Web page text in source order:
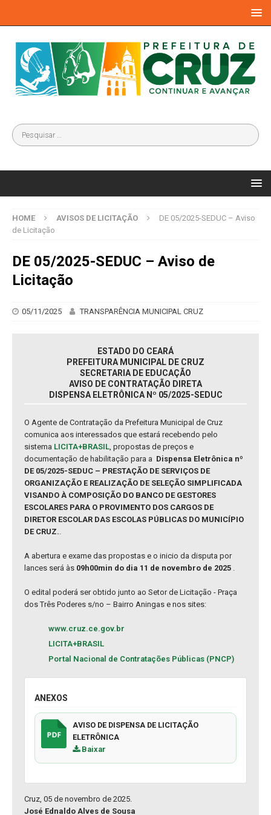
HOME AVISOS DE LICITAÇÃO
DE 05/2025-SEDUC – Aviso
de Licitação
DE 05/2025-SEDUC – Aviso de
Licitação
05/11/2025 TRANSPARÊNCIA MUNICIPAL CRUZ
ESTADO DO CEARÁ
PREFEITURA MUNICIPAL DE CRUZ
SECRETARIA DE EDUCAÇÃO
AVISO DE CONTRATAÇÃO DIRETA
DISPENSA ELETRÔNICA Nº 05/2025-SEDUC
O Agente de Contratação da Prefeitura Municipal de Cruz
comunica aos interessados que estará recebendo pelo
sistema LICITA+BRASIL, propostas de preços e
documentação de habilitação para a Dispensa Eletrônica nº
DE 05/2025-SEDUC – PRESTAÇÃO DE SERVIÇOS DE
ORGANIZAÇÃO E REALIZAÇÃO DE SELEÇÃO SIMPLIFICADA
VISANDO À COMPOSIÇÃO DO BANCO DE GESTORES
ESCOLARES PARA O PROVIMENTO DOS CARGOS DE
DIRETOR ESCOLAR DAS ESCOLAS PÚBLICAS DO MUNICÍPIO
DE CRUZ..
A abertura e exame das propostas e o inicio da disputa por
lances será às 09h00min do dia 11 de novembro de 2025 .
O edital poderá ser obtido junto ao Setor de Licitação - Praça
dos Três Poderes s/no – Bairro Aningas e nos sites:
www.cruz.ce.gov.br
LICITA+BRASIL
Portal Nacional de Contratações Públicas (PNCP)
ANEXOS
AVISO DE DISPENSA DE LICITAÇÃO
ELETRÔNICA
Baixar
Cruz, 05 de novembro de 2025.
José Ednaldo Alves de Sousa